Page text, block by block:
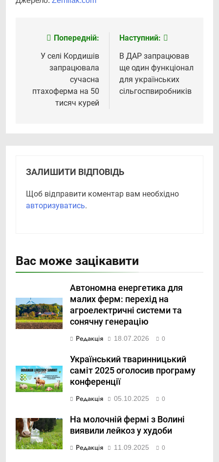
Навігація
записів
Попередній:
У селі Кордишів
запрацювала
сучасна
птахоферма на 50
тисяч курей
Наступний:
В ДАР запрацював
ще один функціонал
для українських
сільгоспвиробників
ЗАЛИШИТИ ВІДПОВІДЬ
Щоб відправити коментар вам необхідно
авторизуватись.
Вас може зацікавити
Автономна енергетика для
малих ферм: перехід на
агроелектричні системи та
сонячну генерацію
Редакція 18.07.2026 0
Український тваринницький
саміт 2025 оголосив програму
конференції
Редакція 05.10.2025 0
На молочній фермі з Волині
виявили лейкоз у худоби
Редакція 11.09.2025 0